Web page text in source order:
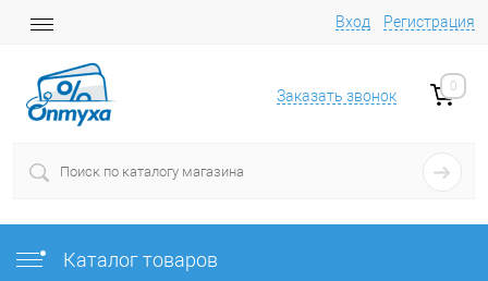
Вход Регистрация
Заказать звонок
0
Каталог товаров